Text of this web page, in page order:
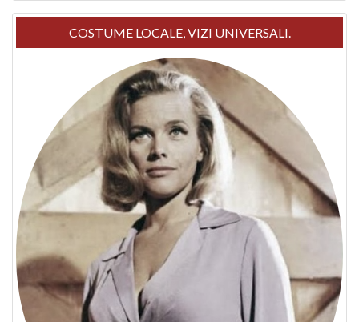
COSTUME LOCALE, VIZI UNIVERSALI.